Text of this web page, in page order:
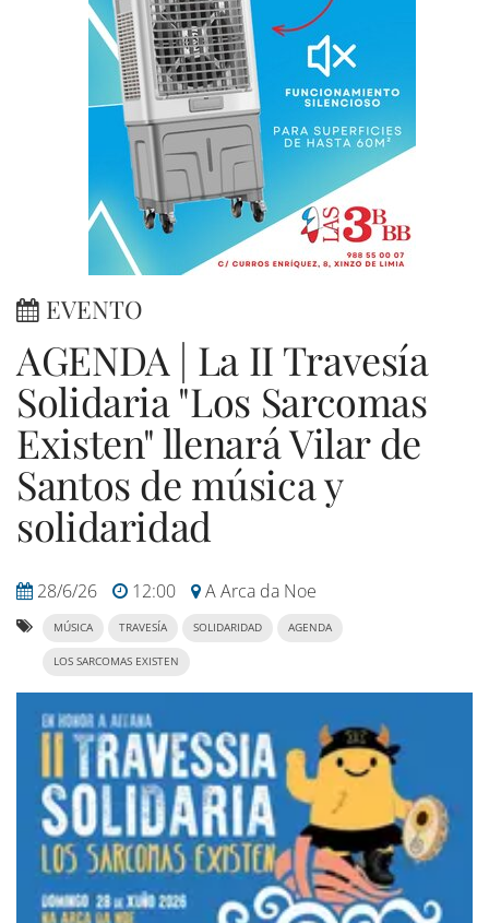
EVENTO
AGENDA | La II Travesía
Solidaria "Los Sarcomas
Existen" llenará Vilar de
Santos de música y
solidaridad
28/6/26 12:00 A Arca da Noe
MÚSICA TRAVESÍA SOLIDARIDAD AGENDA
LOS SARCOMAS EXISTEN